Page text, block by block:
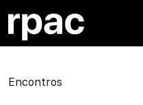
Encontros